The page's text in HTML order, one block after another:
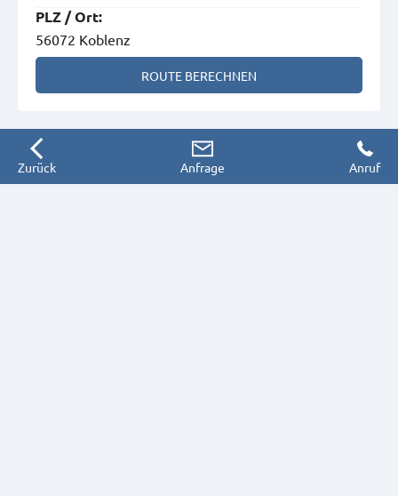
PLZ /Ort:
56072 Koblenz
ROUTE BERECHNEN
Zurück Anfrage Anruf